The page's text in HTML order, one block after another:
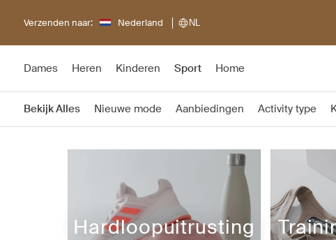
Verzenden naar: Nederland NL
Dames Heren Kinderen Sport Home
Bekijk Alles Nieuwe mode Aanbiedingen Activity type
Hardloopuitrusting